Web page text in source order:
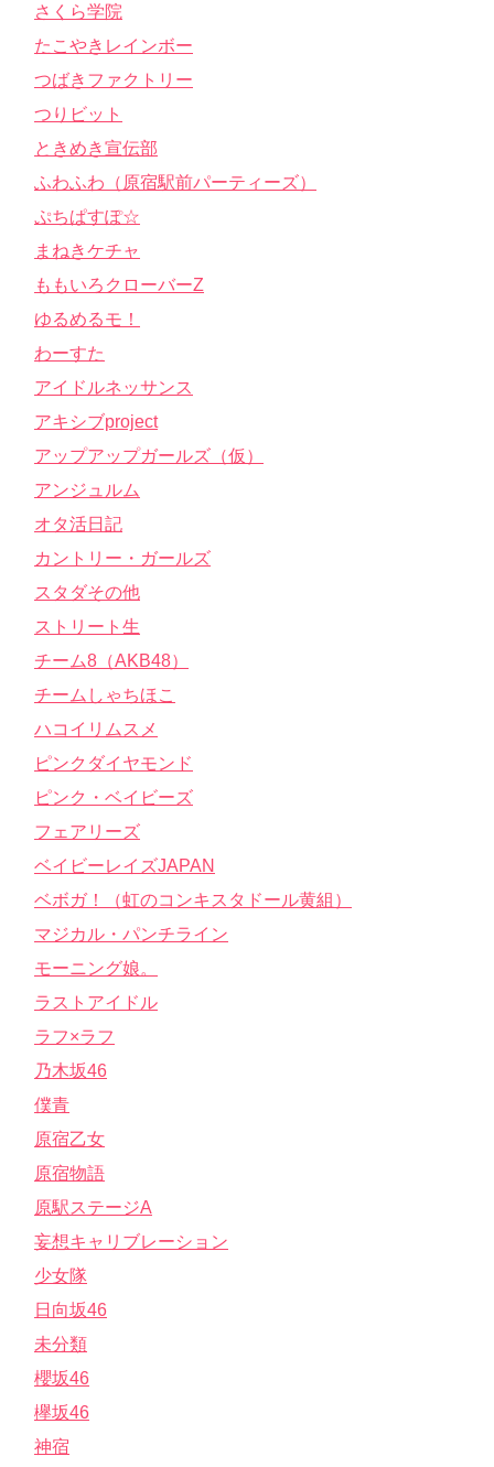
さくら学院
たこやきレインボー
つばきファクトリー
つりビット
ときめき宣伝部
ふわふわ（原宿駅前パーティーズ）
ぷちぱすぽ☆
まねきケチャ
ももいろクローバーZ
ゆるめるモ！
わーすた
アイドルネッサンス
アキシブproject
アップアップガールズ（仮）
アンジュルム
オタ活日記
カントリー・ガールズ
スタダその他
ストリート生
チーム8（AKB48）
チームしゃちほこ
ハコイリムスメ
ピンクダイヤモンド
ピンク・ベイビーズ
フェアリーズ
ベイビーレイズJAPAN
ベボガ！（虹のコンキスタドール黄組）
マジカル・パンチライン
モーニング娘。
ラストアイドル
ラフ×ラフ
乃木坂46
僕青
原宿乙女
原宿物語
原駅ステージA
妄想キャリブレーション
少女隊
日向坂46
未分類
櫻坂46
欅坂46
神宿